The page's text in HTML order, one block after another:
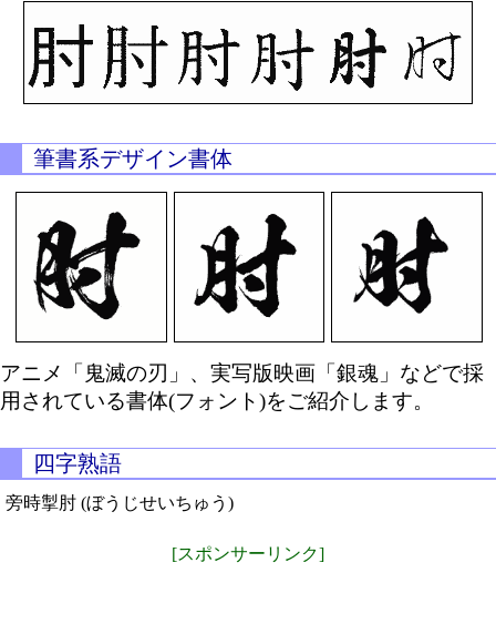
筆書系デザイン書体
アニメ「鬼滅の刃」、実写版映画「銀魂」などで採
用されている書体(フォント)をご紹介します。
四字熟語
旁時掣肘 (ぼうじせいちゅう)
[スポンサーリンク]